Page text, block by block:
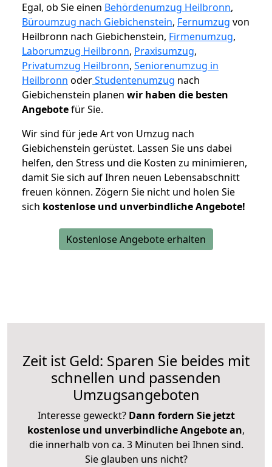
Egal, ob Sie einen Behördenumzug Heilbronn,
Büroumzug nach Giebichenstein, Fernumzug von
Heilbronn nach Giebichenstein, Firmenumzug,
Laborumzug Heilbronn, Praxisumzug,
Privatumzug Heilbronn, Seniorenumzug in
Heilbronn oderStudentenumzug nach
Giebichenstein planen wir haben die besten
Angebotefür Sie.
Wir sind für jede Art von Umzug nach
Giebichenstein gerüstet. Lassen Sie uns dabei
helfen, den Stress und die Kosten zu minimieren,
damit Sie sich auf Ihren neuen Lebensabschnitt
freuen können. Zögern Sie nicht und holen Sie
sich kostenlose und unverbindliche Angebote!
Kostenlose Angebote erhalten
Zeit ist Geld: Sparen Sie beides mit
schnellen und passenden
Umzugsangeboten
Interesse geweckt? Dann fordern Sie jetzt
kostenlose und unverbindliche Angebote an,
die innerhalb von ca. 3 Minuten bei Ihnen sind.
Sie glauben uns nicht?